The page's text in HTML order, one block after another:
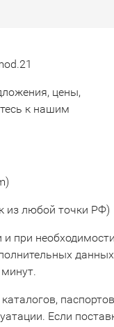
цены,
к нашим
из любой точки РФ)
при
паспортов
Если